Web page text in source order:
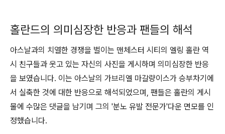
홀란드의 의미심장한 반응과 팬들의 해석
아스날과의 치열한 경쟁을 벌이는 맨체스터 시티의 엘링 홀란 역
시 친구들과 웃고 있는 자신의 사진을 게시하며 의미심장한 반응
을 보였습니다. 이는 아스날의 가브리엘 마갈량이스가 승부차기에
서 실축한 것에 대한 반응으로 해석되었으며, 팬들은 홀란의 게시
물에 수많은 댓글을 남기며 그의 '분노 유발 전문가'다운 면모를 인
정했습니다.